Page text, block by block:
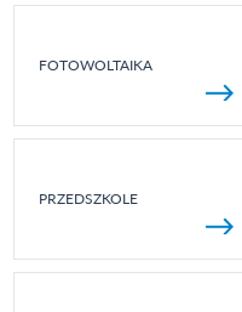
FOTOWOLTAIKA
PRZEDSZKOLE